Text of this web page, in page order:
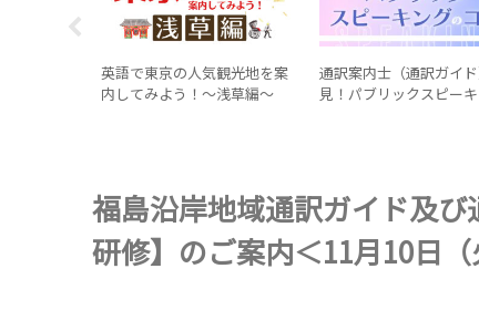
英語で東京の人気観光地を案
内してみよう！～浅草編～
通訳案内士（通訳ガイ
見！パブリックスピー
福島沿岸地域通訳ガイド及
研修】のご案内＜11月10日